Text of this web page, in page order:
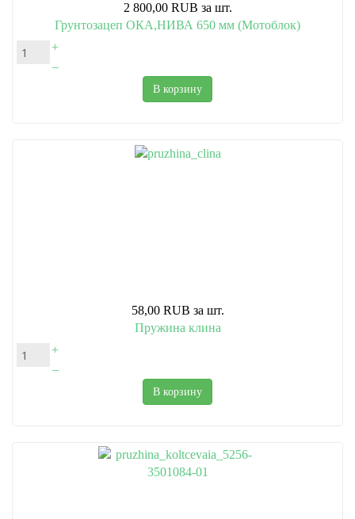
2 800,00 RUB за шт.
Грунтозацеп ОКА,НИВА 650 мм (Мотоблок)
+
–
В корзину
58,00 RUB за шт.
Пружина клина
+
–
В корзину